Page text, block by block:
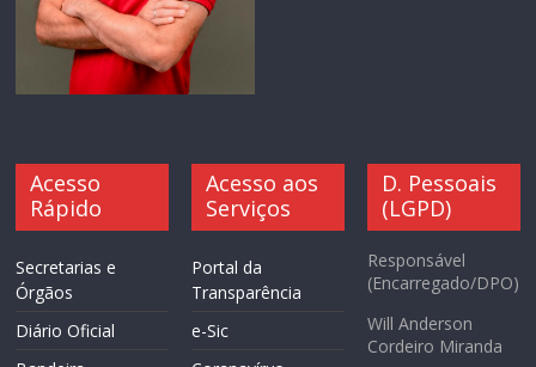
Acesso
Rápido
Secretarias e
Órgãos
Diário Oficial
Acesso aos
Serviços
Portal da
Transparência
e-Sic
D. Pessoais
(LGPD)
Responsável
(Encarregado/DPO)
Will Anderson
Cordeiro Miranda